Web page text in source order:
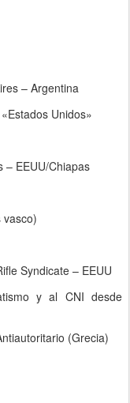
– Argentina
Unidos»
– EEUU/Chiapas
vasco)
Syndicate – EEUU
y al CNI desde
(Grecia)